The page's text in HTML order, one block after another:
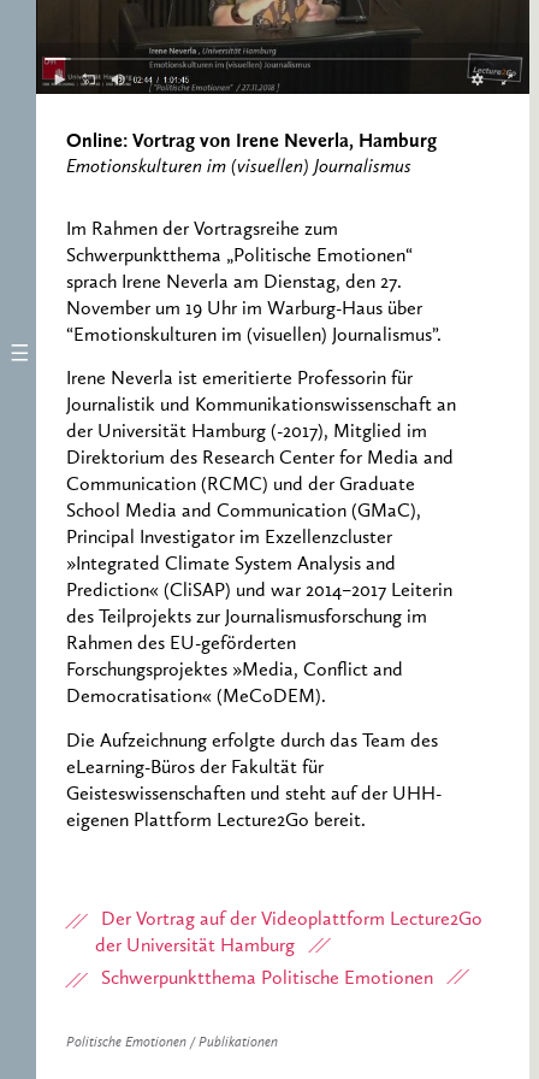
FOR POLITICAL
ICONOGRAPHY
ERNST CASSIRER
RECORDS
Online: Vortrag von Irene Neverla, Hamburg
Emotionskulturen im (visuellen) Journalismus
Im Rahmen der Vortragsreihe zum
Schwerpunktthema „Politische Emotionen“
sprach Irene Neverla am Dienstag, den 27.
November um 19 Uhr im Warburg-Haus über
“Emotionskulturen im (visuellen) Journalismus”.
Irene Neverla ist emeritierte Professorin für
Journalistik und Kommunikationswissenschaft an
der Universität Hamburg (-2017), Mitglied im
Direktorium des Research Center for Media and
Communication (RCMC) und der Graduate
School Media and Communication (GMaC),
Principal Investigator im Exzellenzcluster
»Integrated Climate System Analysis and
Prediction« (CliSAP) und war 2014–2017 Leiterin
des Teilprojekts zur Journalismusforschung im
Rahmen des EU-geförderten
Forschungsprojektes »Media, Conflict and
Democratisation« (MeCoDEM).
Die Aufzeichnung erfolgte durch das Team des
eLearning-Büros der Fakultät für
Geisteswissenschaften und steht auf der UHH-
eigenen Plattform Lecture2Go bereit.
Der Vortrag auf der Videoplattform Lecture2Go
der Universität Hamburg
Schwerpunktthema Politische Emotionen
Politische Emotionen / Publikationen